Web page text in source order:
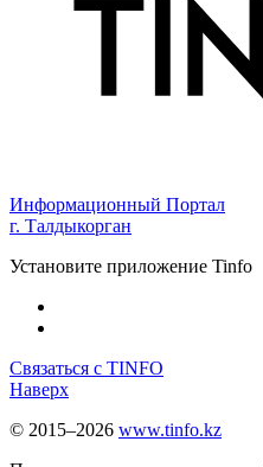
Информационный Портал
г. Талдыкорган
Установите приложение Tinfo
Связаться с TINFO
Наверх
© 2015–2026 www.tinfo.kz